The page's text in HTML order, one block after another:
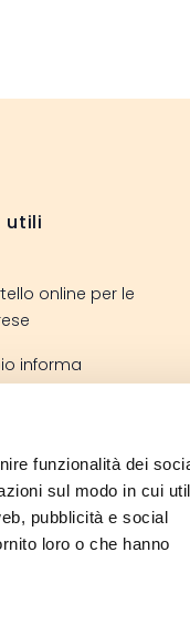
funzionalità dei
sul modo in cui
pubblicità e social
loro o che hanno
utili
online per le
informa
in Svizzera